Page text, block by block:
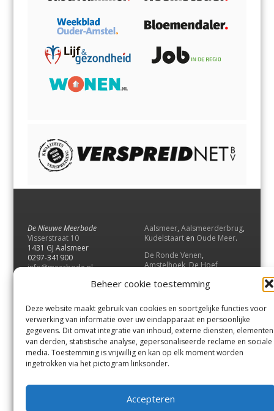
Beheer cookie toestemming
Deze website maakt gebruik van cookies en soortgelijke functies voor
verwerking van informatie over uw eindapparaat en persoonlijke
gegevens. Dit omvat integratie van inhoud, externe diensten, elementen
van derden, statistische analyse, gepersonaliseerde reclame en sociale
media. Toestemming is vrijwillig en kan op elk moment worden
ingetrokken via het pictogram linksonder.
Accepteren
De Nieuwe Meerbode
Visserstraat 10
1431 GJ Aalsmeer
0297-341900
info@meerbode.nl
Aalsmeer, Aalsmeerderbrug,
Kudelstaart en Oude Meer.
De Ronde Venen,
Amstelhoek,De Hoef,
Vrouwenakker,Waverveen
UithoornenDe Kwakel.
Contact
Andere uitgaven
Bezorgklacht
Vacatures
Voorwaarden
Privacyverklaring